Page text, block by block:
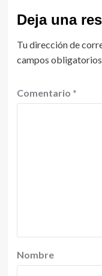
Deja una
Tu dirección de
campos
Comentario *
Nombre